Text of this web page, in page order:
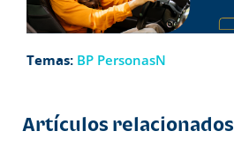
Temas: BP PersonasN
Artículos relacionados